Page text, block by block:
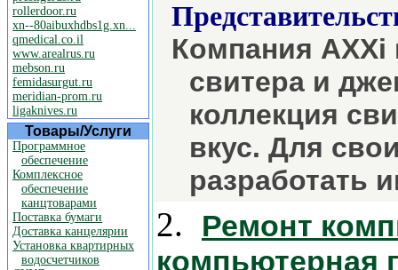
rollerdoor.ru
xn--80aibuxhdbs1g.xn...
qmedical.co.il
www.arealrus.ru
mebson.ru
femidasurgut.ru
meridian-prom.ru
ligaknives.ru
Товары/Услуги
Программное
обеспечение
Комплексное
обеспечение
канцтоварами
Поставка бумаги
Доставка канцелярии
Установка квартирных
водосчетчиков
Компания AXXi
свитера и
коллекция
вкус. Для
разработать
2.
Ремонт
компьютерная